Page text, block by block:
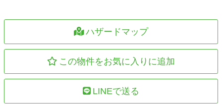
ハザードマップ
この物件をお気に入りに追加
LINEで送る